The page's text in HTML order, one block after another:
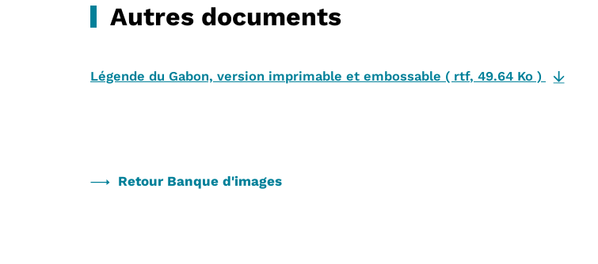
Autres documents
Légende du Gabon, version imprimable et embossable ( rtf, 49.64 Ko )
Retour Banque d'images